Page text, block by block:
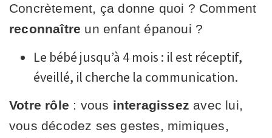
Concrètement, ça donne quoi ? Comment
reconnaître un enfant épanoui ?
Le bébé jusqu’à 4 mois : il est réceptif,
éveillé, il cherche la communication.
Votre rôle : vous interagissez avec lui,
vous décodez ses gestes, mimiques,